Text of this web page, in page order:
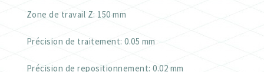
Zone de travail Z: 150 mm
Précision de traitement: 0.05 mm
Précision de repositionnement: 0.02 mm